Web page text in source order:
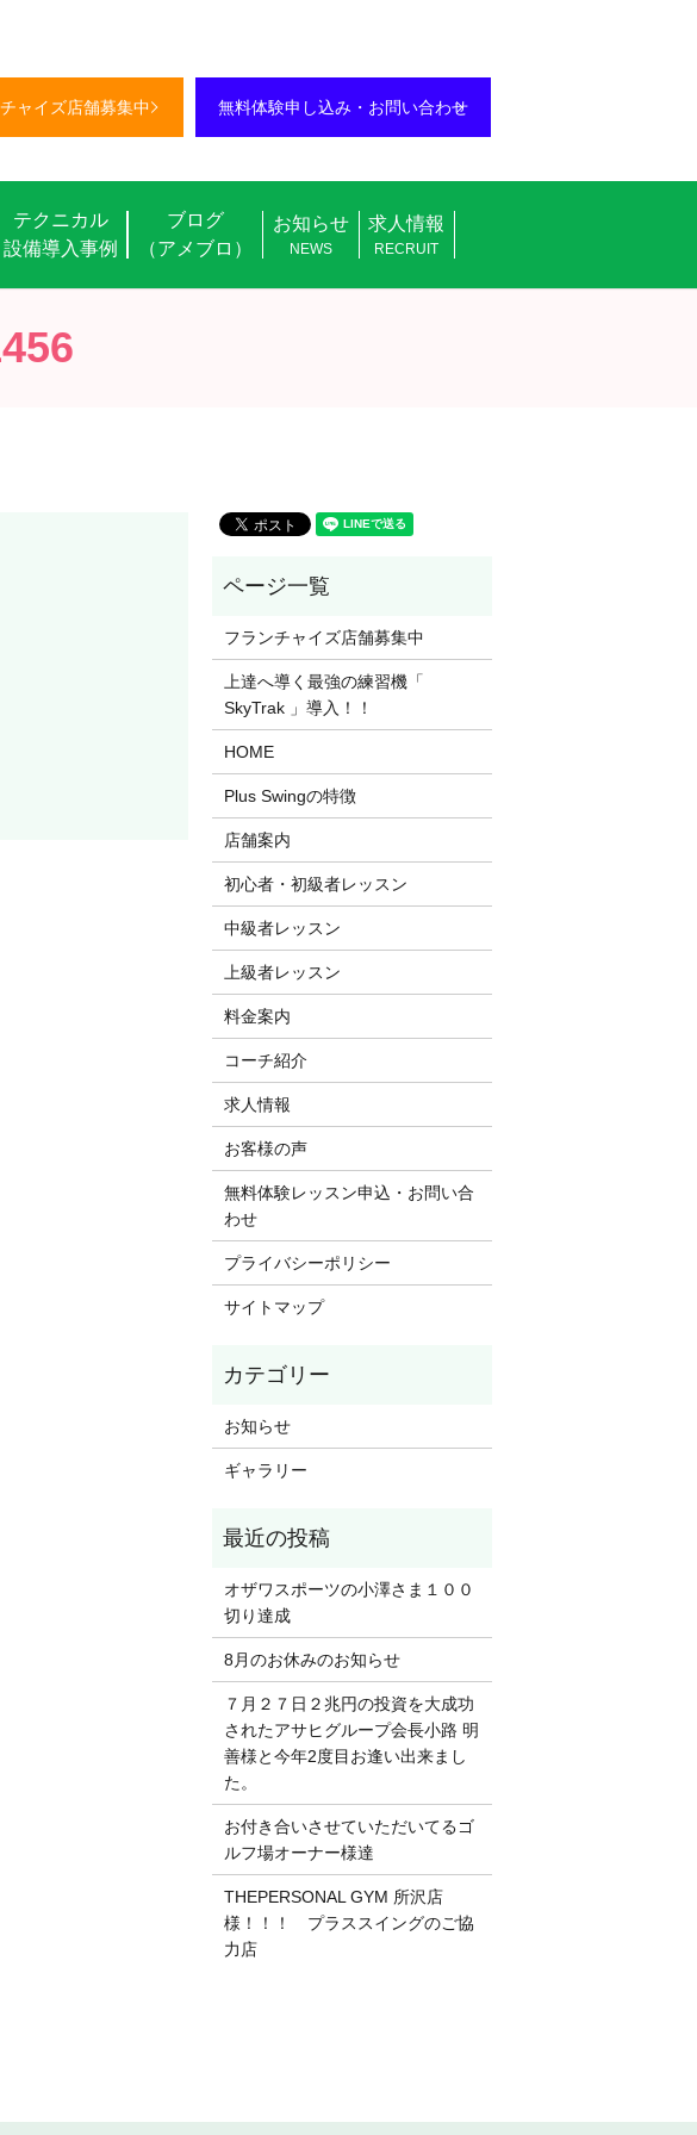
ャイズ店舗募集中 無料体験申し込み・お問い合わせ
テクニカル
設備導入事例
ブログ
（アメブロ）
お知らせ
NEWS
求人情報
RECRUIT
フランチャイズ店舗募集中
上達へ導く最強の練習機「
SkyTrak 」導入！！
HOME
Plus Swingの特徴
店舗案内
初心者・初級者レッスン
中級者レッスン
上級者レッスン
料金案内
コーチ紹介
求人情報
お客様の声
無料体験レッスン申込・お問い合
わせ
プライバシーポリシー
サイトマップ
お知らせ
ギャラリー
オザワスポーツの小澤さま１００
切り達成
8月のお休みのお知らせ
７月２７日２兆円の投資を大成功
されたアサヒグループ会長小路 明
善様と今年2度目お逢い出来まし
た。
お付き合いさせていただいてるゴ
ルフ場オーナー様達
THEPERSONAL GYM 所沢店
様！！！ プラススイングのご協
力店